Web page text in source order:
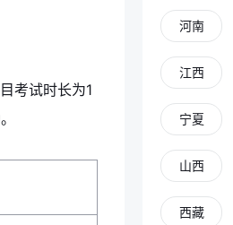
考试时长为1
河南
江西
宁夏
山西
西藏